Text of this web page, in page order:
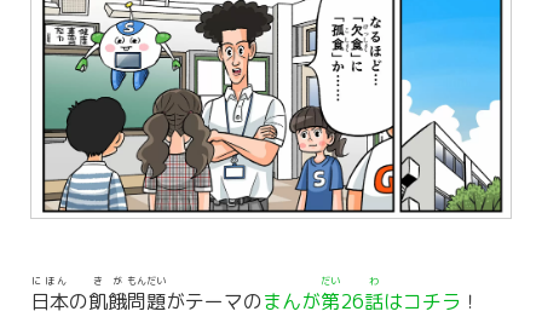
日本
にほん
の飢餓
きが
問題
もんだい
がテーマのまんが第
だい
26話
わ
はコチラ ！